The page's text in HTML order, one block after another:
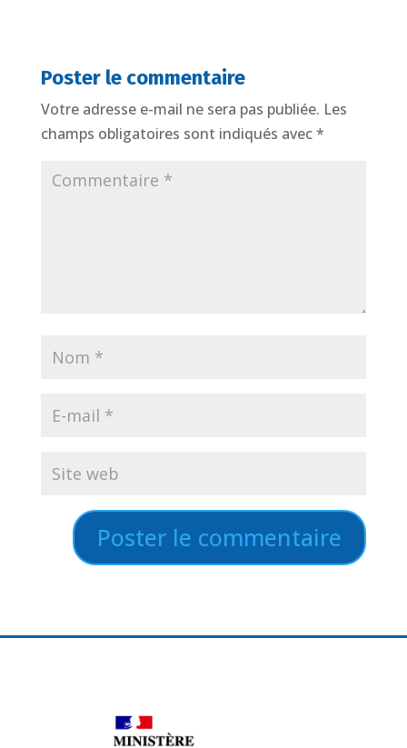
Poster le commentaire
Votre adresse e-mail ne sera pas publiée. Les
champs obligatoires sont indiqués avec*